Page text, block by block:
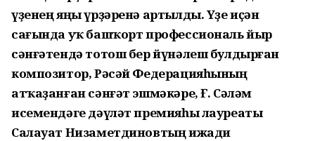
үҙенең яңы үрҙәренә артылды. Үҙе иҫән
сағында уҡ башҡорт профессиональ йыр
сәнғәтендә тотош бер йүнәлеш булдырған
композитор, Рәсәй Федерацияһының
атҡаҙанған сәнғәт эшмәкәре, Ғ. Сәләм
исемендәге дәүләт премияһы лауреаты
Салауат Низаметдиновтың ижади